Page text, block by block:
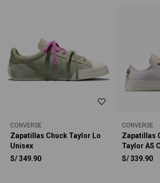
CONVERSE
Zapatillas Chuck Taylor Lo
Unisex
S/349.90
CONVERSE
Zapatillas
Taylor AS
S/339.90